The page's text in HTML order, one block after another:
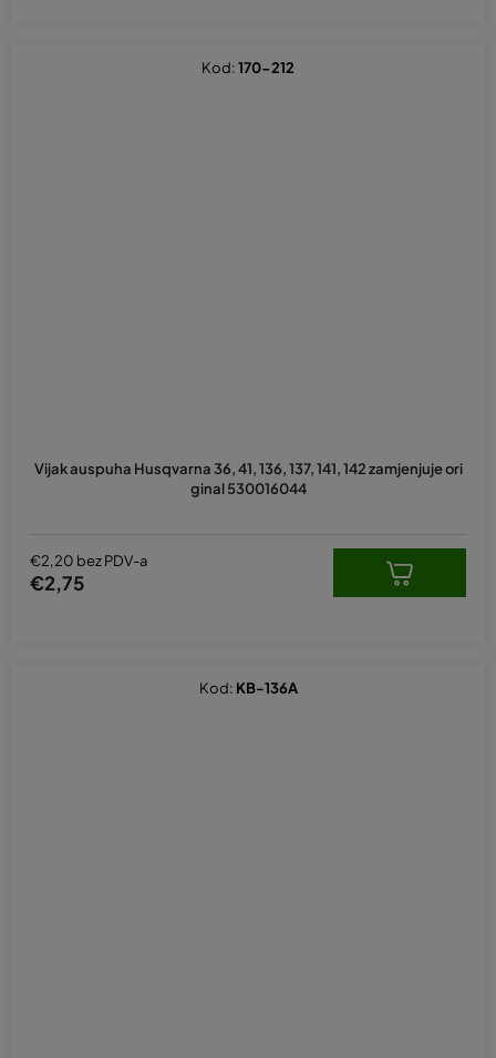
Vijak auspuha Husqvarna 36, 41, 136, 137, 141, 142 zamjenjuje ori
ginal 530016044
€2,20 bez PDV-a
€2,75
Kod:170-212
Kod: KB-136A